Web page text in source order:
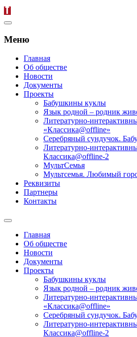
Меню
Главная
Об обществе
Новости
Документы
Проекты
Бабушкины куклы
Язык родной – родник
Литературно-
«Классика@offline»
Серебряный сундучок.
Литературно-
Классика@offline-2
МультСемья
Мультсемья. Любимый
Реквизиты
Партнеры
Контакты
Главная
Об обществе
Новости
Документы
Проекты
Бабушкины куклы
Язык родной – родник
Литературно-
«Классика@offline»
Серебряный сундучок.
Литературно-
Классика@offline-2